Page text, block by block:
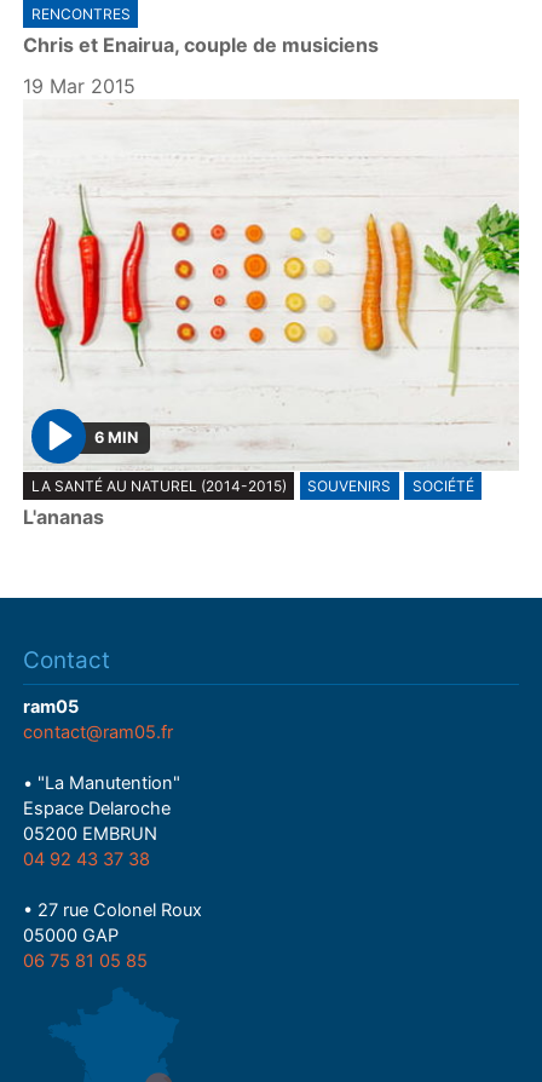
a
y
RENCONTRES
Chris et Enairua, couple de musiciens
19 Mar 2015
P
l
a
6 MIN
LA SANTÉ AU NATUREL (2014-2015) SOUVENIRS SOCIÉTÉ
L'ananas
Contact
ram05
contact@ram05.fr
• "La Manutention"
Espace Delaroche
05200 EMBRUN
04 92 43 37 38
• 27 rue Colonel Roux
05000 GAP
06 75 81 05 85